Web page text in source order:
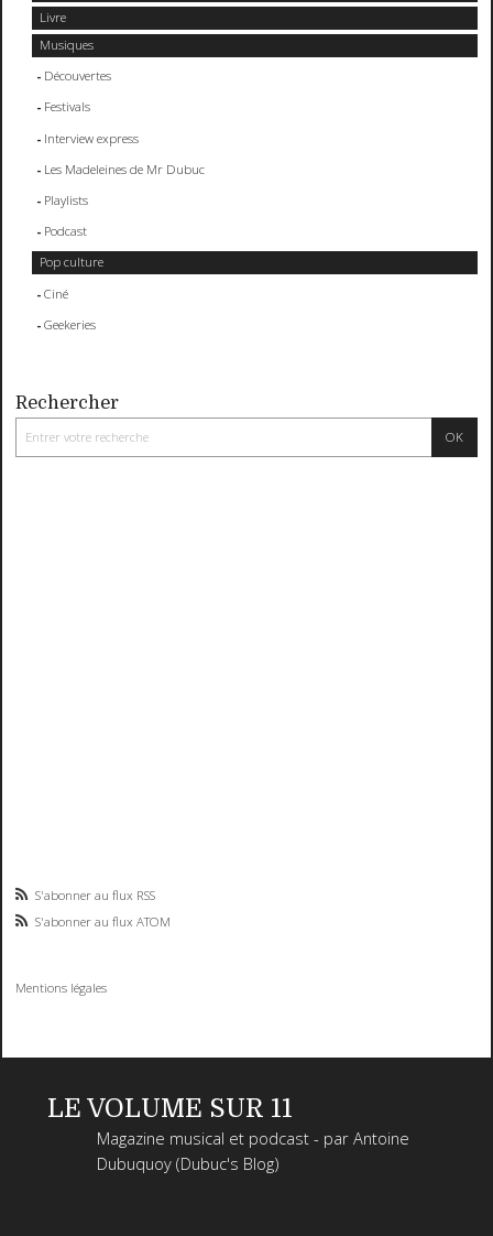
Livre
Musiques
Découvertes
Festivals
Interview express
Les Madeleines de Mr Dubuc
Playlists
Podcast
Pop culture
Ciné
Geekeries
Rechercher
S'abonner au flux RSS
S'abonner au flux ATOM
Mentions légales
LE VOLUME SUR 11
Magazine musical et podcast - par Antoine
Dubuquoy (Dubuc's Blog)